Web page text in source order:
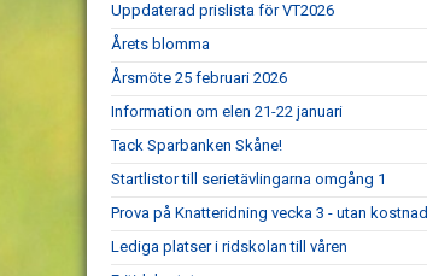
Uppdaterad prislista för VT2026
Årets blomma
Årsmöte 25 februari 2026
Information om elen 21-22 januari
Tack Sparbanken Skåne!
Startlistor till serietävlingarna omgång 1
Prova på Knatteridning vecka 3 - utan kostnad
Lediga platser i ridskolan till våren